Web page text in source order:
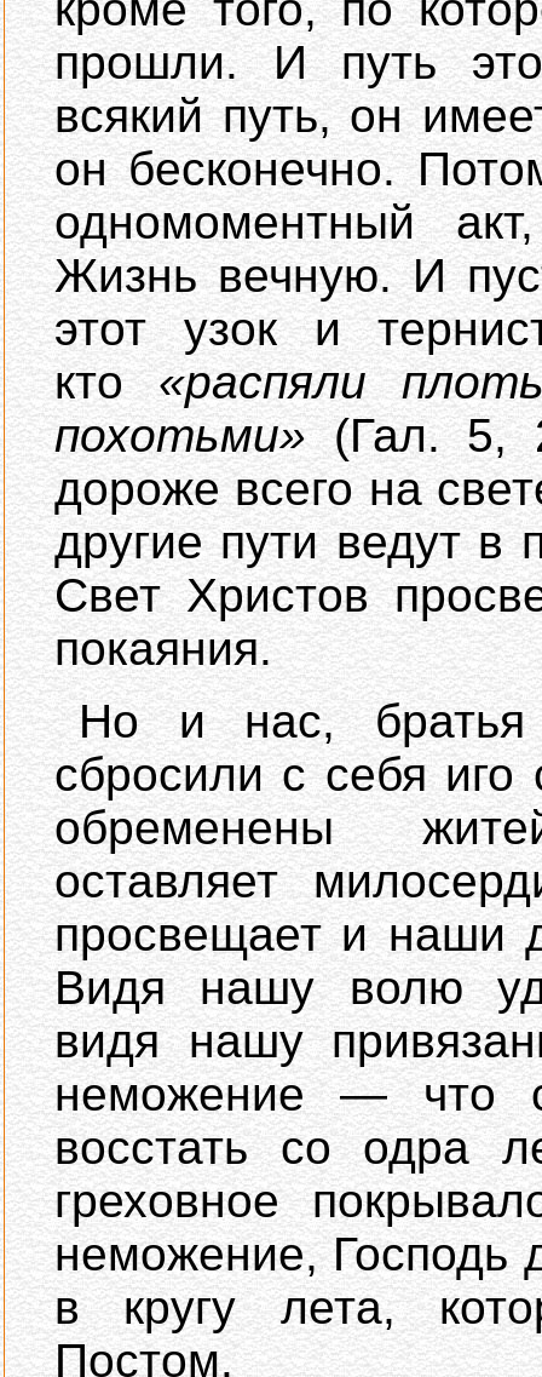
прошли. И путь
всякий путь, он
он бесконечно.
одномоментный
Жизнь вечную. И
этот узок и
кто«распяли
похотьми»(Гал. 5,
дороже всего на
другие пути ведут в
Свет Христов
покаяния.
Но и нас,
сбросили с себя
обременены
оставляет
просвещает и наши
Видя нашу волю
видя нашу
неможeние —
восстать со одра
греховное
неможeние, Господь
в кругу лета,
Постом.